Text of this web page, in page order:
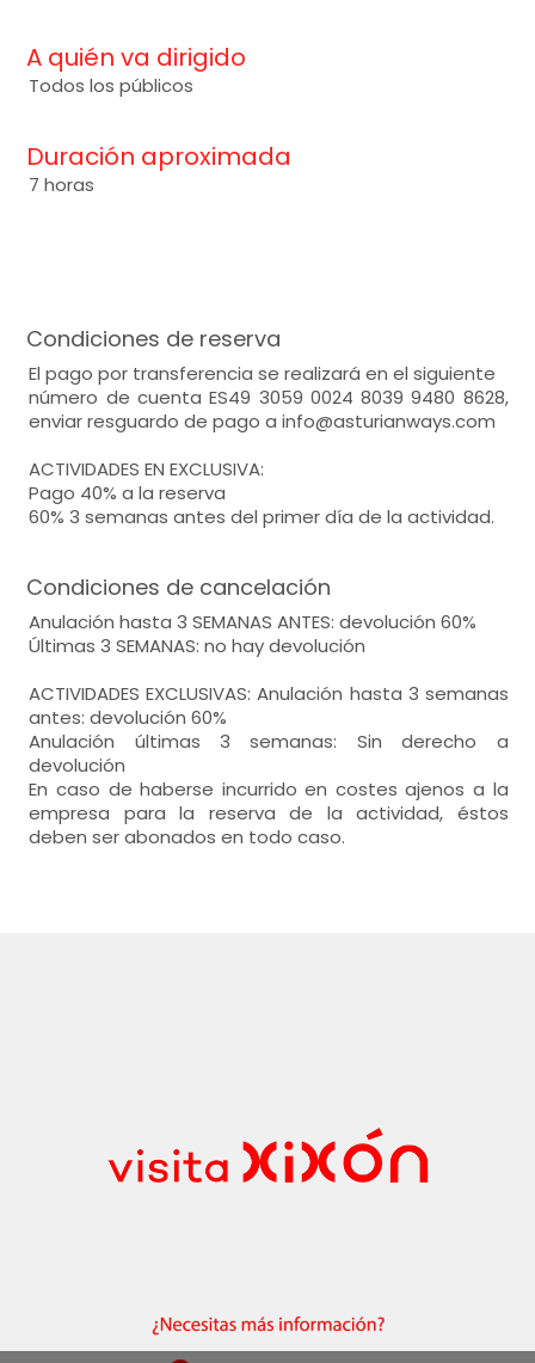
A quién va dirigido
Todos los públicos
Duración aproximada
7 horas
Condiciones de reserva
El pago por transferencia se realizará en el siguiente
número de cuenta ES49 3059 0024 8039 9480 8628,
enviar resguardo de pago a info@asturianways.com
ACTIVIDADES EN EXCLUSIVA:
Pago 40% a la reserva
60% 3 semanas antes del primer día de la actividad.
Condiciones de cancelación
Anulación hasta 3 SEMANAS ANTES: devolución 60%
Últimas 3 SEMANAS: no hay devolución
ACTIVIDADES EXCLUSIVAS: Anulación hasta 3 semanas
antes: devolución 60%
Anulación últimas 3 semanas: Sin derecho a
devolución
En caso de haberse incurrido en costes ajenos a la
empresa para la reserva de la actividad, éstos
deben ser abonados en todo caso.